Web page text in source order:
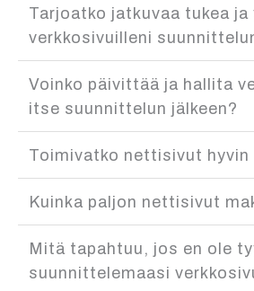
Tarjoatko jatkuvaa tukea
verkkosivuilleni
Voinko päivittää ja hallita
itse suunnittelun jälkeen?
Toimivatko nettisivut hyvin
Kuinka paljon nettisivut
Mitä tapahtuu, jos en ole
suunnittelemaasi